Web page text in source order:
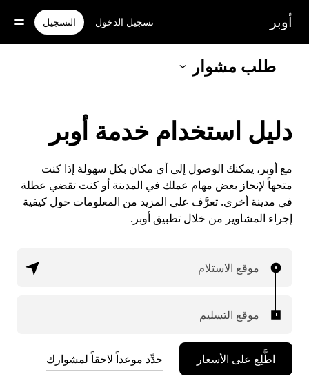
للوصول
المحتوى
أوبر تسجيل الدخول التسجيل
طلب مشوار
دليل استخدام خدمة أوبر
مع أوبر، يمكنك الوصول إلى أي مكان بكل سهولة إذا كنت
متجهاً لإنجاز بعض مهام عملك في المدينة أو كنت تقضي عطلة
في مدينة أخرى. تعرَّف على المزيد من المعلومات حول كيفية
إجراء المشاوير من خلال تطبيق أوبر.
موقع الاستلام
موقع التسليم
اطَّلِع على الأسعار حدِّد موعداً لاحقاً لمشوارك